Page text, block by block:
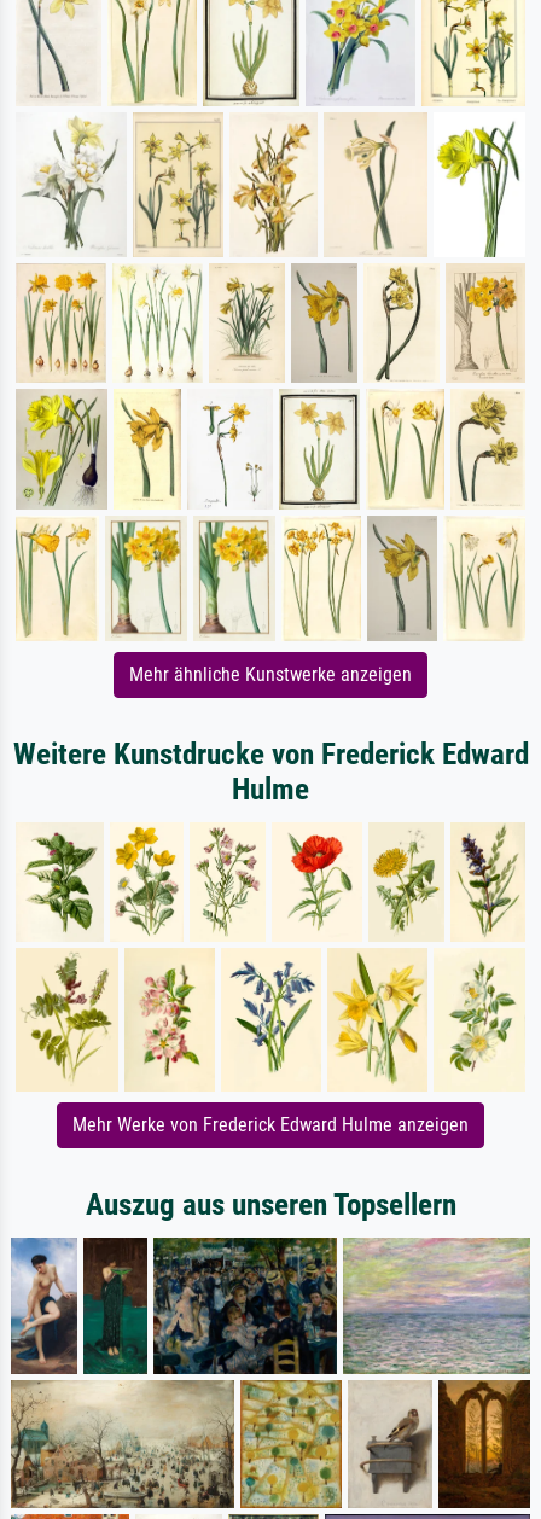
Mehr ähnliche Kunstwerke anzeigen
Weitere Kunstdrucke von Frederick Edward
Hulme
Mehr Werke von Frederick Edward Hulme anzeigen
Auszug aus unseren Topsellern